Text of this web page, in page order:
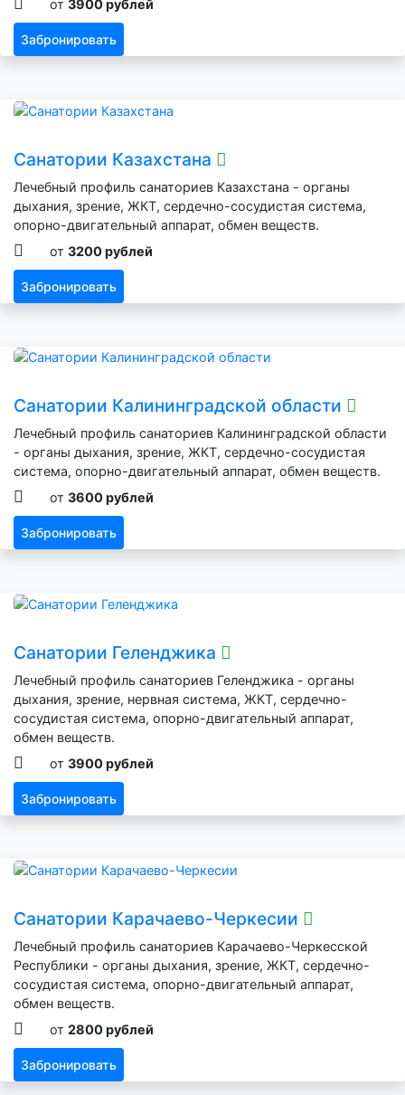
от 3900 рублей
Забронировать
Санатории Казахстана
Лечебный профиль санаториев Казахстана - органы
дыхания, зрение, ЖКТ, сердечно-сосудистая система,
опорно-двигательный аппарат, обмен веществ.
от 3200 рублей
Забронировать
Санатории Калининградской области
Лечебный профиль санаториев Калининградской области
- органы дыхания, зрение, ЖКТ, сердечно-сосудистая
система, опорно-двигательный аппарат, обмен веществ.
от 3600 рублей
Забронировать
Санатории Геленджика
Лечебный профиль санаториев Геленджика - органы
дыхания, зрение, нервная система, ЖКТ, сердечно-
сосудистая система, опорно-двигательный аппарат,
обмен веществ.
от 3900 рублей
Забронировать
Санатории Карачаево-Черкесии
Лечебный профиль санаториев Карачаево-Черкесской
Республики - органы дыхания, зрение, ЖКТ, сердечно-
сосудистая система, опорно-двигательный аппарат,
обмен веществ.
от 2800 рублей
Забронировать